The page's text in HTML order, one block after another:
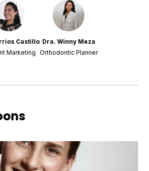
Castillo
Marketing
Dra. Winny Meza
Orthodontic Planner